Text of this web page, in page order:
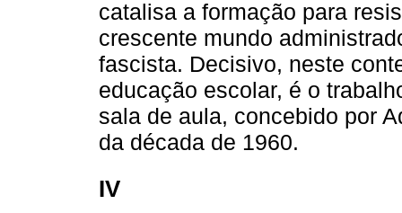
catalisa a formação para
crescente mundo
fascista. Decisivo, neste
educação escolar, é o
sala de aula, concebido por
da década de 1960.
IV